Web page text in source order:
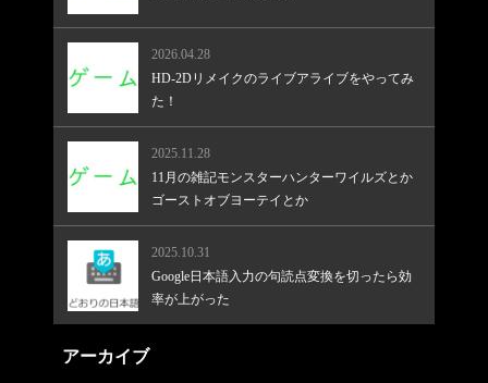
2026.04.28
HD-2Dリメイクのライブアライブをやってみ
た！
2025.11.28
11月の雑記モンスターハンターワイルズとか
ゴーストオブヨーテイとか
2025.10.31
Google日本語入力の句読点変換を切ったら効
率が上がった
アーカイブ